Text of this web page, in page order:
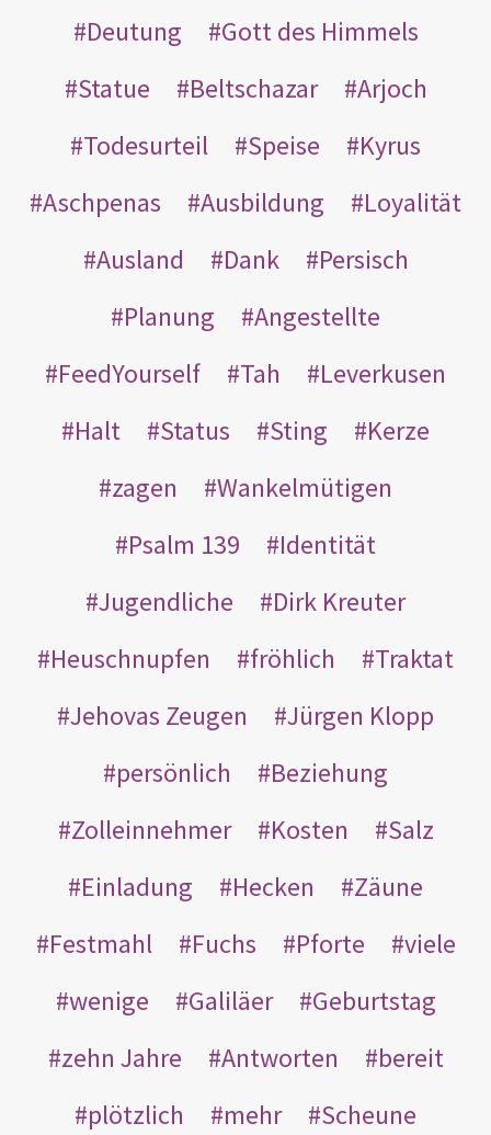
Deutung
Gott des Himmels
Statue
Beltschazar
Arjoch
Todesurteil
Speise
Kyrus
Aschpenas
Ausbildung
Loyalität
Ausland
Dank
Persisch
Planung
Angestellte
FeedYourself
Tah
Leverkusen
Halt
Status Sting
Kerze
zagen
Wankelmütigen
Psalm 139
Identität
Jugendliche
Dirk Kreuter
Heuschnupfen
fröhlich
Traktat
Jehovas Zeugen
Jürgen Klopp
persönlich
Beziehung
Zolleinnehmer
Kosten
Salz
Einladung
Hecken
Zäune
Festmahl
Fuchs Pforte
viele
wenige
Galiläer
Geburtstag
zehn Jahre
Antworten
bereit
plötzlich
mehr Scheune